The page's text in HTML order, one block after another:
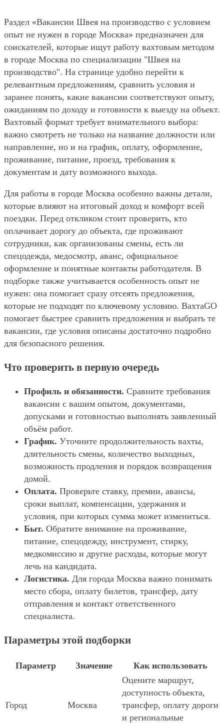
Раздел «Вакансии Швея на производство с условием
опыт не нужен в городе Москва» предназначен для
соискателей, которые ищут работу вахтовым методом
в городе Москва по специализации "Швея на
производство". На странице удобно перейти к
релевантным предложениям, сравнить условия и
заранее понять, какие вакансии соответствуют опыту,
ожиданиям по доходу и готовности к выезду на объект.
Вахтовый формат требует внимательного выбора:
важно смотреть не только на название должности или
направление, но и на график, оплату, оформление,
проживание, питание, проезд, требования к
документам и дату возможного выхода.
Для работы в городе Москва особенно важны детали,
которые влияют на итоговый доход и комфорт всей
поездки. Перед откликом стоит проверить, кто
оплачивает дорогу до объекта, где проживают
сотрудники, как организованы смены, есть ли
спецодежда, медосмотр, аванс, официальное
оформление и понятные контакты работодателя. В
подборке также учитывается особенность опыт не
нужен: она помогает сразу отсеять предложения,
которые не подходят по ключевому условию. ВахтаGO
помогает быстрее сравнить предложения и выбрать те
вакансии, где условия описаны достаточно подробно
для безопасного решения.
Что проверить в первую очередь
Профиль и обязанности. Сравните требования
вакансии с вашим опытом, документами,
допусками и готовностью выполнять заявленный
объём работ.
График. Уточните продолжительность вахты,
длительность смены, количество выходных,
возможность продления и порядок возвращения
домой.
Оплата. Проверьте ставку, премии, авансы,
сроки выплат, компенсации, удержания и
условия, при которых сумма может измениться.
Быт. Обратите внимание на проживание,
питание, спецодежду, инструмент, стирку,
медкомиссию и другие расходы, которые могут
лечь на кандидата.
Логистика. Для города Москва важно понимать
место сбора, оплату билетов, трансфер, дату
отправления и контакт ответственного
специалиста.
Параметры этой подборки
Параметр Значение Как использовать
Город Москва
Оцените маршрут,
доступность объекта,
трансфер, оплату дороги
и региональные